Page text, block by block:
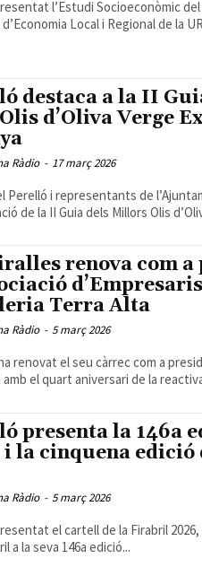
l’Estudi Socioeconòmic
Local i Regional de la
destaca a la II
d’Oliva Verge
Ràdio - 17 març 2026
Perelló i representants de
de la II Guia dels Millors Olis
renova com a
d’Empresaris
Terra Alta
Ràdio - 5 març 2026
renovat el seu càrrec com a
el quart aniversari de la
presenta la 146a
la cinquena edició
Ràdio - 5 març 2026
el cartell de la Firabril
a la seva 146a edició...